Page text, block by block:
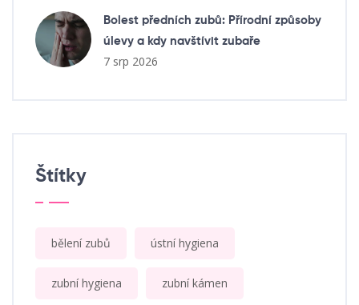
Bolest předních zubů: Přírodní způsoby
úlevy a kdy navštívit zubaře
7 srp 2026
Štítky
bělení zubů ústní hygiena
zubní hygiena zubní kámen